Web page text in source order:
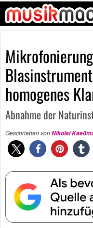
homogenes
Abnahme der
Geschrieben vonNikolai